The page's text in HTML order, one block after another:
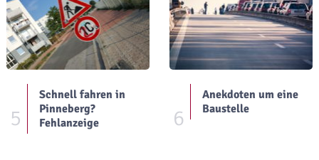
5
Schnell fahren in
Pinneberg?
Fehlanzeige
6
Anekdoten um eine
Baustelle